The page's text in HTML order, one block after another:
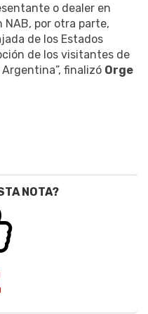
o dealer en
por otra parte,
de los Estados
de los visitantes de
finalizó Orge
NOTA?